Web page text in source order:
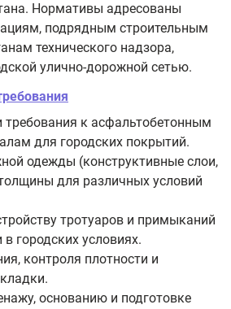
Нормативы адресованы
подрядным строительным
технического надзора,
улично-дорожной сетью.
требования к асфальтобетонным
для городских покрытий.
одежды (конструктивные слои,
для различных условий
тротуаров и примыканий
городских условиях.
контроля плотности и
основанию и подготовке